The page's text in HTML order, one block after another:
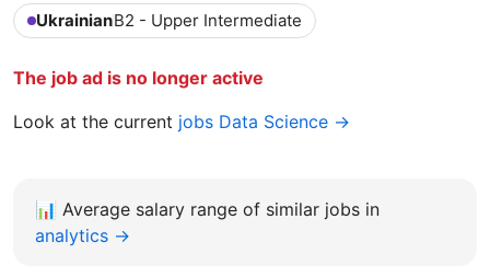
UkrainianB2 - Upper Intermediate
The job ad is no longer active
Look at the current jobs Data Science →
📊 Average salary range of similar jobs in
analytics →